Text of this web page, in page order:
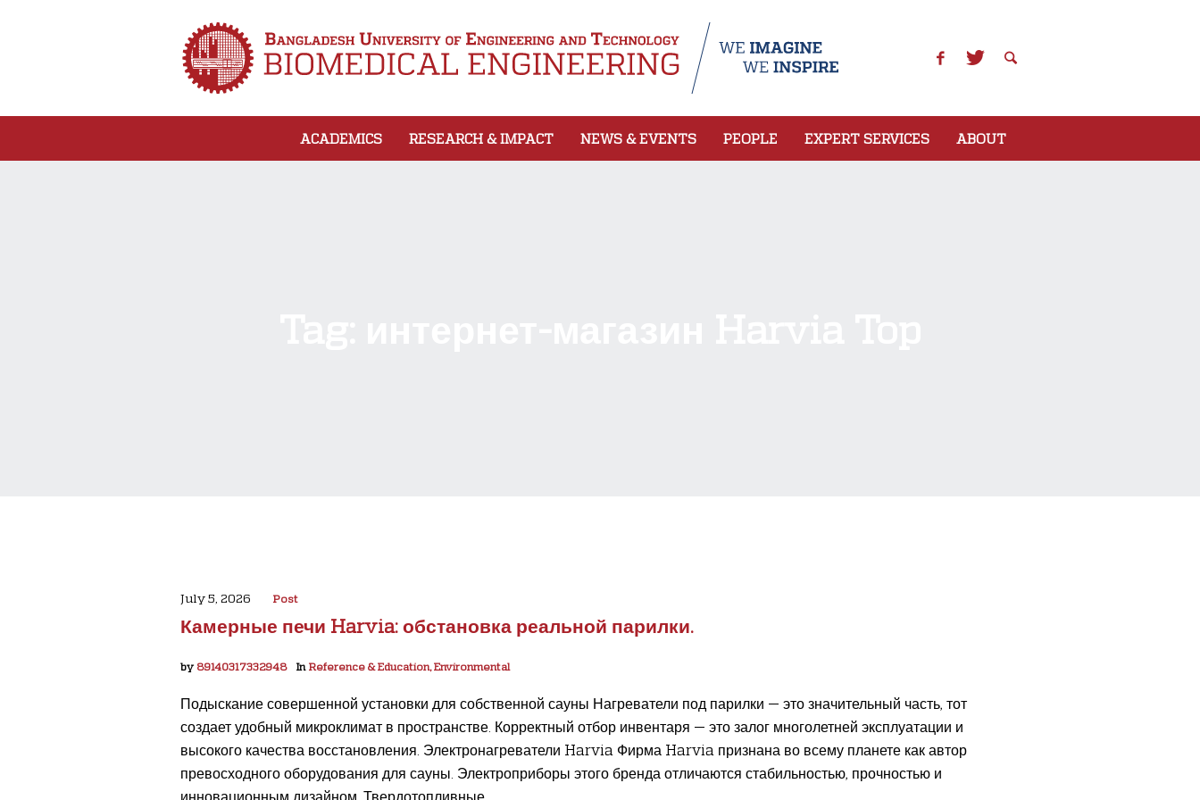
ACADEMICS RESEARCH & IMPACT NEWS & EVENTS PEOPLE EXPERT SERVICES ABOUT
July 5, 2026 Post
Камерные печи Harvia: обстановка реальной парилки.
by 89140317332948 In Reference & Education, Environmental
Подыскание совершенной установки для собственной сауны Нагреватели под парилки — это значительный часть, тот
создает удобный микроклимат в пространстве. Корректный отбор инвентаря — это залог многолетней эксплуатации и
высокого качества восстановления. Электронагреватели Harvia Фирма Harvia признана во всему планете как автор
превосходного оборудования для сауны. Электроприборы этого бренда отличаются стабильностью, прочностью и
инновационным дизайном. Твердотопливные...